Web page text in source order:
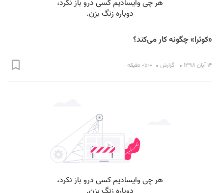
«کوئرا» چگونه کار می‌کند؟
۱۴ آبان ۱۳۹۸ گزارش ۰۱:۰۰ دقیقه